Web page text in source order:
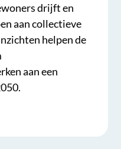
drijft en
aan collectieve
helpen de
aan een